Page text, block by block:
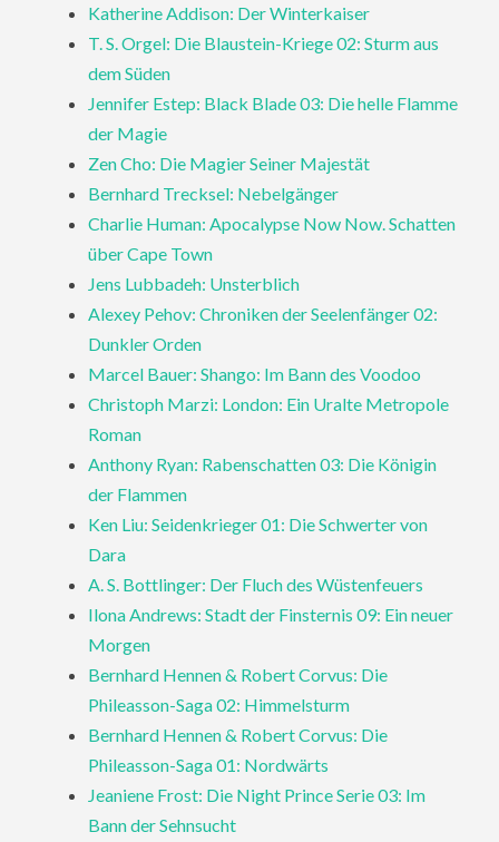
Katherine Addison: Der Winterkaiser
T. S. Orgel: Die Blaustein-Kriege 02: Sturm aus
dem Süden
Jennifer Estep: Black Blade 03: Die helle Flamme
der Magie
Zen Cho: Die Magier Seiner Majestät
Bernhard Trecksel: Nebelgänger
Charlie Human: Apocalypse Now Now. Schatten
über Cape Town
Jens Lubbadeh: Unsterblich
Alexey Pehov: Chroniken der Seelenfänger 02:
Dunkler Orden
Marcel Bauer: Shango: Im Bann des Voodoo
Christoph Marzi: London: Ein Uralte Metropole
Roman
Anthony Ryan: Rabenschatten 03: Die Königin
der Flammen
Ken Liu: Seidenkrieger 01: Die Schwerter von
Dara
A. S. Bottlinger: Der Fluch des Wüstenfeuers
Ilona Andrews: Stadt der Finsternis 09: Ein neuer
Morgen
Bernhard Hennen & Robert Corvus: Die
Phileasson-Saga 02: Himmelsturm
Bernhard Hennen & Robert Corvus: Die
Phileasson-Saga 01: Nordwärts
Jeaniene Frost: Die Night Prince Serie 03: Im
Bann der Sehnsucht